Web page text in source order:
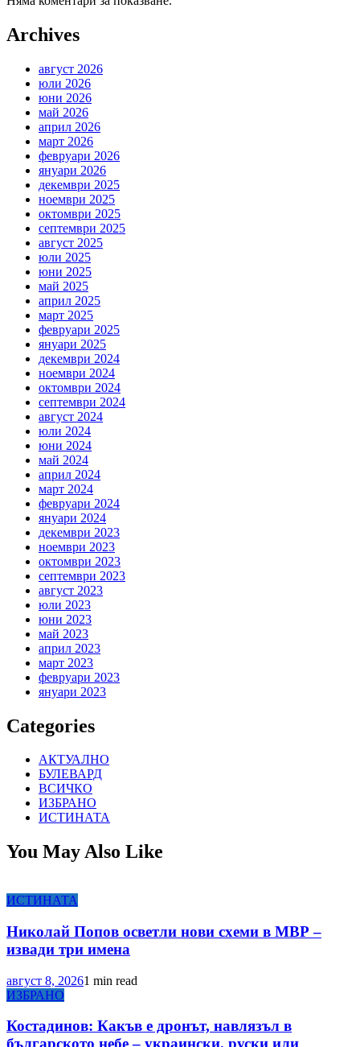
Archives
август 2026
юли 2026
юни 2026
май 2026
април 2026
март 2026
февруари 2026
януари 2026
декември 2025
ноември 2025
октомври 2025
септември 2025
август 2025
юли 2025
юни 2025
май 2025
април 2025
март 2025
февруари 2025
януари 2025
декември 2024
ноември 2024
октомври 2024
септември 2024
август 2024
юли 2024
юни 2024
май 2024
април 2024
март 2024
февруари 2024
януари 2024
декември 2023
ноември 2023
октомври 2023
септември 2023
август 2023
юли 2023
юни 2023
май 2023
април 2023
март 2023
февруари 2023
януари 2023
Categories
АКТУАЛНО
БУЛЕВАРД
ВСИЧКО
ИЗБРАНО
ИСТИНАТА
You May Also Like
ИСТИНАТА
Николай Попов осветли нови схеми в МВР –
извади три имена
август 8, 20261 min read
ИЗБРАНО
Костадинов: Какъв е дронът, навлязъл в